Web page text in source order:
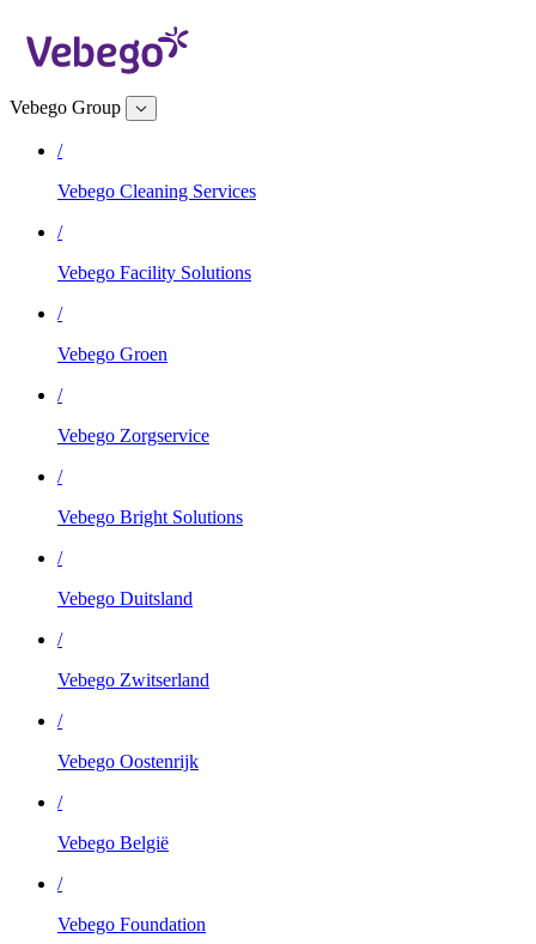
Vebego Group
/
Vebego Cleaning Services
/
Vebego Facility Solutions
/
Vebego Groen
/
Vebego Zorgservice
/
Vebego Bright Solutions
/
Vebego Duitsland
/
Vebego Zwitserland
/
Vebego Oostenrijk
/
Vebego België
/
Vebego Foundation